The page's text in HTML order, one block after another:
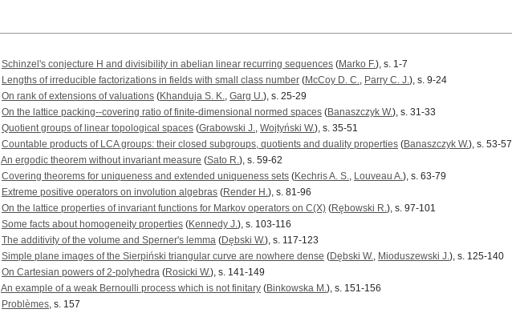
Schinzel's conjecture H and divisibility in abelian linear recurring sequences (Marko F.), s. 1-7
Lengths of irreducible factorizations in fields with small class number (McCoy D. C., Parry C. J.), s. 9-24
On rank of extensions of valuations (Khanduja S. K., Garg U.), s. 25-29
On the lattice packing--covering ratio of finite-dimensional normed spaces (Banaszczyk W.), s. 31-33
Quotient groups of linear topological spaces (Grabowski J., Wojtyński W.), s. 35-51
Countable products of LCA groups: their closed subgroups, quotients and duality properties (Banaszczyk W.), s. 53-57
An ergodic theorem without invariant measure (Sato R.), s. 59-62
Covering theorems for uniqueness and extended uniqueness sets (Kechris A. S., Louveau A.), s. 63-79
Extreme positive operators on involution algebras (Render H.), s. 81-96
On the lattice properties of invariant functions for Markov operators on C(X) (Rębowski R.), s. 97-101
Some facts about homogeneity properties (Kennedy J.), s. 103-116
The additivity of the volume and Sperner's lemma (Dębski W.), s. 117-123
Simple plane images of the Sierpiński triangular curve are nowhere dense (Dębski W., Mioduszewski J.), s. 125-140
On Cartesian powers of 2-polyhedra (Rosicki W.), s. 141-149
An example of a weak Bernoulli process which is not finitary (Binkowska M.), s. 151-156
Problèmes, s. 157